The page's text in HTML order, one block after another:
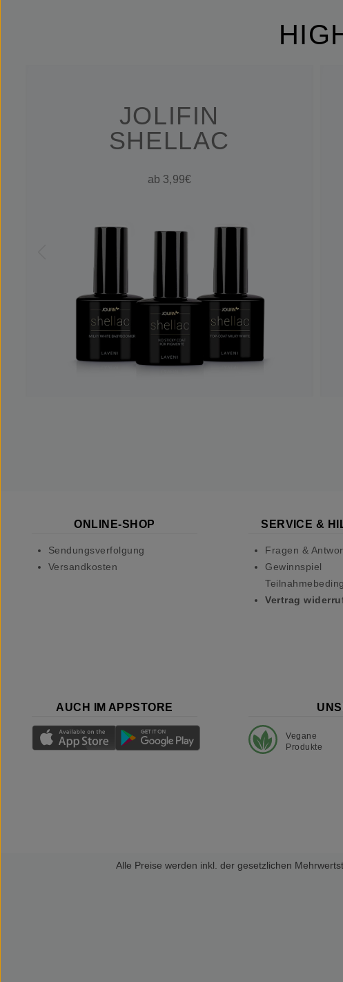
JOLIFIN
SHELLAC
ab 3,99€
ONLINE-SHOP
Sendungsverfolgung
Versandkosten
SERVICE &
Fragen &
Gewinnspiel
Vertrag
AUCH IM APPSTORE
Vegane
Produkte
Alle Preise werden inkl. der gesetzlichen